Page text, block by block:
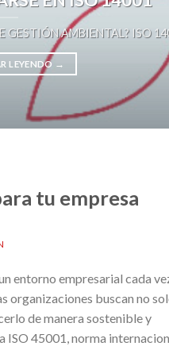
GESTIÓN AMBIENTAL? ISO
LEYENDO →
tu empresa
entorno empresarial cada
organizaciones buscan no
de manera sostenible y
ISO 45001, norma